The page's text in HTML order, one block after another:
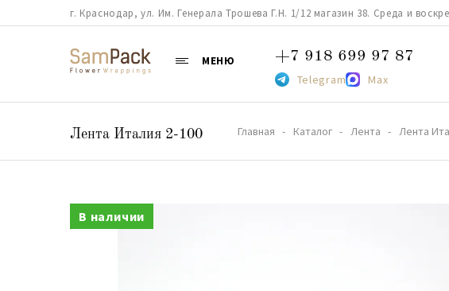
г. Краснодар, ул. Им. Генерала Трошева Г.Н. 1/12 магазин 38. Среда и
МЕНЮ +7 918 699 97 87
Telegram Max
Лента Италия 2-100 Главная Каталог Лента Лента
В наличии